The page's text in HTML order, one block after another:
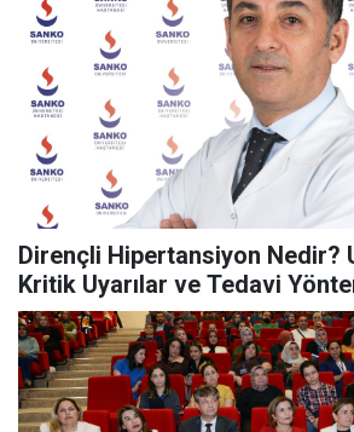
Dirençli Hipertansiyon Nedir?
Kritik Uyarılar ve Tedavi